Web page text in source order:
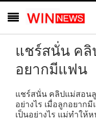
แชร์สนั่น ค
อยากมีแฟน
แชร์สนั่น คลิปแม่สอน
อย่างไร เมื่อลูกอยาก
เป็นอย่างไร แม่ทำให้ห